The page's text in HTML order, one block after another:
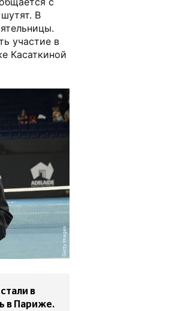
В
участие в
Касаткиной
Getty Images
в
в Париже.